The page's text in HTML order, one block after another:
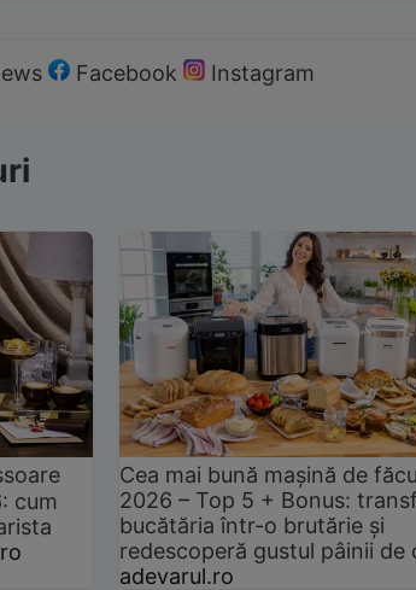
Facebook Instagram
cum
Cea mai bună mașină de
2026 – Top 5 + Bonus:
bucătăria într-o brutărie și
redescoperă gustul pâinii de
adevarul.ro